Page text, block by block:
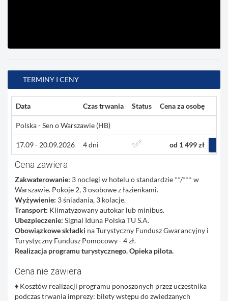
TERMINY I CENY
Data Czas trwania Status Cena za osobę
Polska - Sen o Warszawie (HB)
17.09 - 20.09.2026 4 dni od 1 499 zł
Cena zawiera
Zakwaterowanie: 3 noclegi w hotelu o standardzie **/*** w
Warszawie. Pokoje 2, 3 osobowe z łazienkami.
Wyżywienie: 3 śniadania, 3 kolacje.
Transport: Klimatyzowany autokar lub minibus.
Ubezpieczenie: Signal Iduna Polska TU S.A.
Obowiązkowe składki na Turystyczny Fundusz Gwarancyjny i
Turystyczny Fundusz Pomocowy - 4 zł.
Realizacja programu turystycznego. Opieka pilota.
Cena nie zawiera
♦ Kosztów realizacji programu ponoszonych przez uczestnika
podczas trwania imprezy: bilety wstępu do zwiedzanych